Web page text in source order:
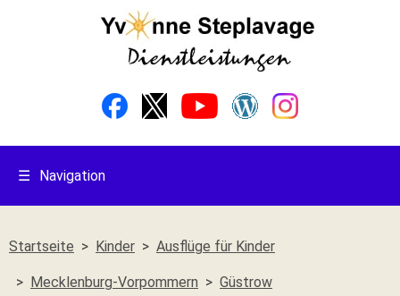
☰ Navigation
Startseite Kinder Ausflüge für Kinder
Mecklenburg-Vorpommern Güstrow